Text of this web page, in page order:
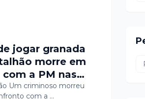
jogar granada
morre em
a PM nas
Um criminoso morreu
com a …